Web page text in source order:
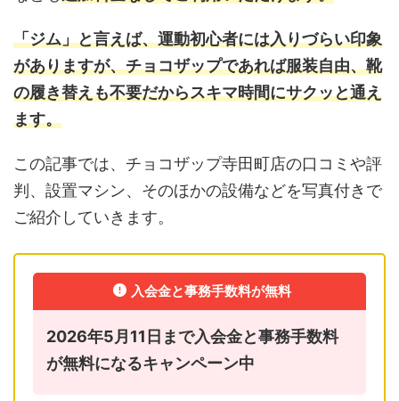
「ジム」と言えば、運動初心者には入りづらい印象
がありますが、チョコザップであれば服装自由、靴
の履き替えも不要だからスキマ時間にサクッと通え
ます。
この記事では、チョコザップ寺田町店の口コミや評
判、設置マシン、そのほかの設備などを写真付きで
ご紹介していきます。
入会金と事務手数料が無料
2026年5月11日まで入会金と事務手数料
が無料になるキャンペーン中